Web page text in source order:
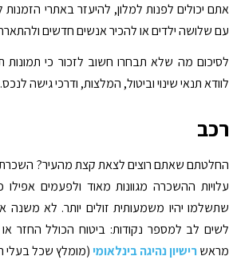
עם שלושה ילדים או להכיר אנשים חדשים
לסיכום מה שלא תבחרו חשוב לזכור כי
לוודא תנאי שינוי וביטול, המלצות, ודרכי גישה לנכס.
רכב
החלטתם שאתם רוצים לצאת קצת מהעיר? השכרת
עלויות ההשכרה מגוונות מאוד ולפעמים
שתשלמו יהיו משמעותית זולים יותר. לא
לשים לב למספר נקודות: ביטוח הכולל החזר
מראשרישיון נהיגה בינלאומי(מומלץ שכל בעלי